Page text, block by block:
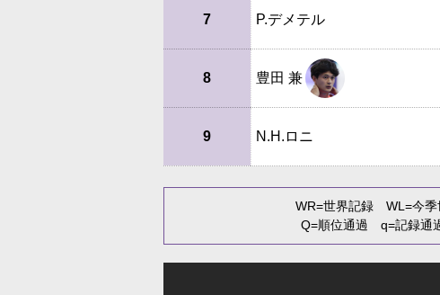
7 P.デメテル
8 豊田 兼
9 N.H.ロニ
WR=世界記録 WL=今
Q=順位通過 q=記録通